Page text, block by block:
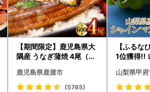
【期間限定】鹿児島県大
隅産 うなぎ蒲焼 4尾（60
cp18 うなぎ 鰻 魚 惣菜 総
菜
鹿児島県鹿屋市
(5765)
【ふるな
1位獲得!!
〉山梨県
カット 2
山梨県甲